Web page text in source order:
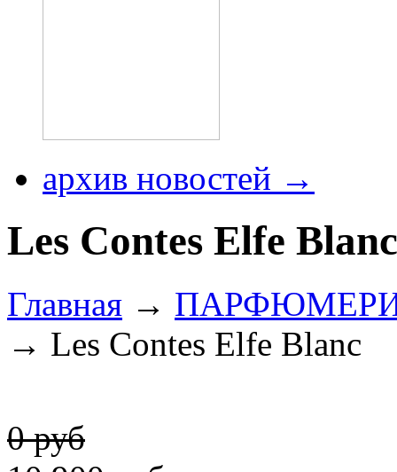
архив новостей →
Les Contes Elfe Blanc
Главная →
→ Les Contes Elfe Blanc
0 руб